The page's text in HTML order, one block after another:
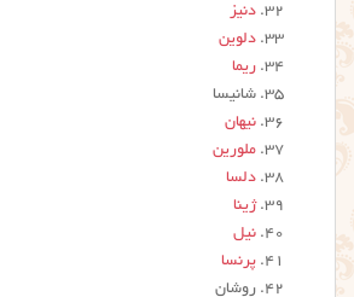
دنیز
دلوین
ریما
شانیسا
نیهان
ملورین
دلسا
ژینا
نیل
پرنسا
روشان